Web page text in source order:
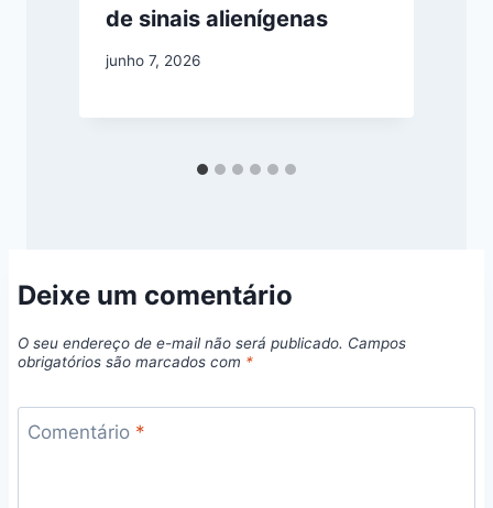
de sinais alienígenas
junho 7, 2026
Deixe um comentário
O seu endereço de e-mail não será publicado. Campos
obrigatórios são marcados com *
Comentário *